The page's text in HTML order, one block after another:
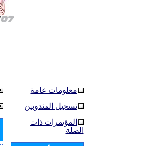
معلومات عامة
تسجيل المندوبين
المؤتمرات ذات
الصلة